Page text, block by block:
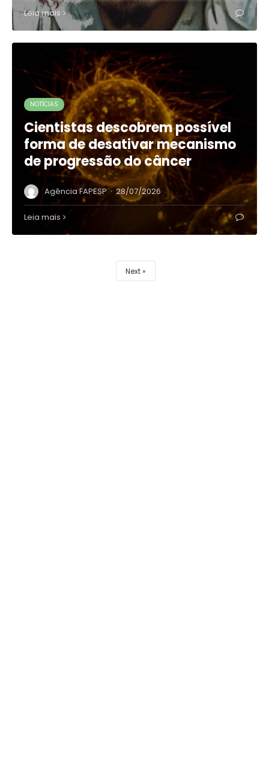
Leia mais
NOTÍCIAS
Cientistas descobrem possível
forma de desativar mecanismo
de progressão do câncer
Agência FAPESP · 28/07/2026
Leia mais
Next